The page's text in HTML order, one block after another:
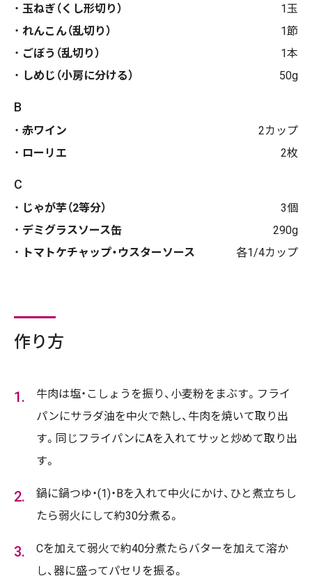
玉ねぎ（くし形切り）
1玉
れんこん（乱切り）
1節
ごぼう（乱切り）
1本
しめじ（小房に分ける）
50g
B
赤ワイン
2カップ
ローリエ
2枚
C
じゃが芋（2等分）
3個
デミグラスソース缶
290g
トマトケチャップ・ウスターソース
各1/4カップ
作り方
牛肉は塩・こしょうを振り、小麦粉をまぶす。フライ
パンにサラダ油を中火で熱し、牛肉を焼いて取り出
す。同じフライパンにAを入れてサッと炒めて取り出
す。
鍋に鍋つゆ・(1)・Bを入れて中火にかけ、ひと煮立ちし
たら弱火にして約30分煮る。
Cを加えて弱火で約40分煮たらバターを加えて溶か
し、器に盛ってパセリを振る。